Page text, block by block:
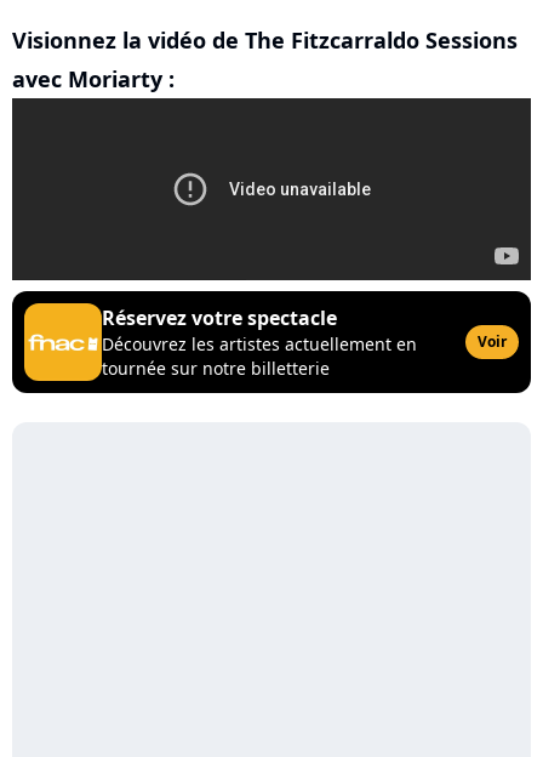
Visionnez la vidéo de The Fitzcarraldo Sessions
avec Moriarty :
Réservez votre spectacle
Découvrez les artistes actuellement en
tournée sur notre billetterie
Voir